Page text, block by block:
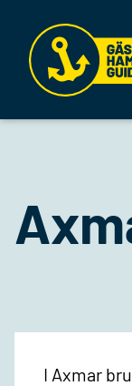
I Axmar